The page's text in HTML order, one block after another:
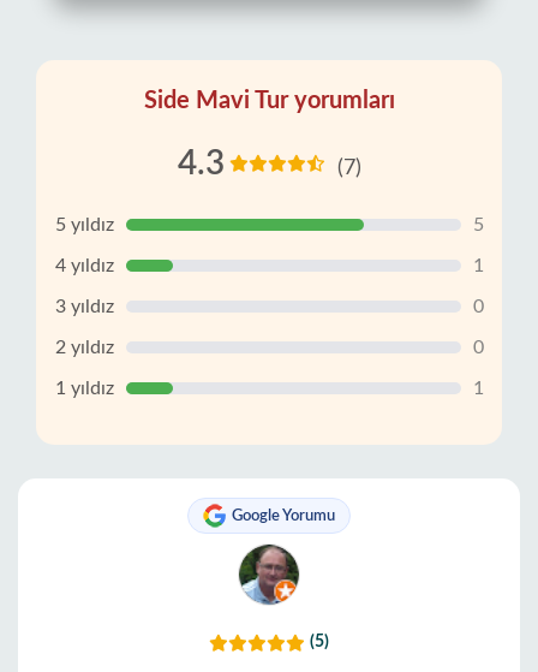
Side Mavi Tur yorumları
4.3 (7)
5 yıldız 5
4 yıldız 1
3 yıldız 0
2 yıldız 0
1 yıldız 1
Google Yorumu
(5)